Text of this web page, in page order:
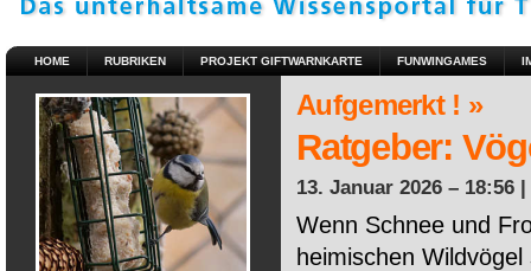
HOME RUBRIKEN PROJEKT GIFTWARNKARTE FUNWINGAMES
Aufgemerkt ! »
Ratgeber:
13. Januar 2026 – 18:56 |
Wenn Schnee und
heimischen